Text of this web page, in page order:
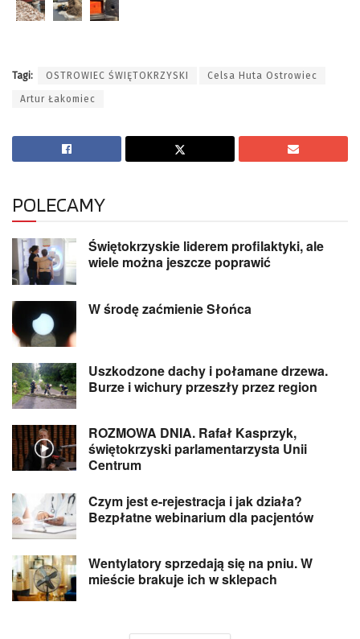
Tagi: OSTROWIEC ŚWIĘTOKRZYSKI Celsa Huta Ostrowiec
Artur Łakomiec
POLECAMY
Świętokrzyskie liderem profilaktyki, ale
wiele można jeszcze poprawić
W środę zaćmienie Słońca
Uszkodzone dachy i połamane drzewa.
Burze i wichury przeszły przez region
ROZMOWA DNIA. Rafał Kasprzyk,
świętokrzyski parlamentarzysta Unii
Centrum
Czym jest e-rejestracja i jak działa?
Bezpłatne webinarium dla pacjentów
Wentylatory sprzedają się na pniu. W
mieście brakuje ich w sklepach